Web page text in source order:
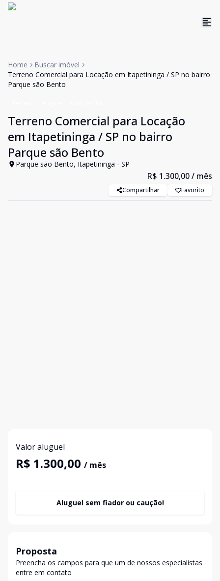
Home
Buscar imóvel
Terreno Comercial para Locação em Itapetininga / SP no bairro
Parque são Bento
Terreno Comercial para Locação
em Itapetininga / SP no bairro
Parque são Bento
Parque são Bento, Itapetininga - SP
R$ 1.300,00/ mês
Compartilhar Favorito
Valor aluguel
R$ 1.300,00 / mês
Aluguel sem fiador ou caução!
Proposta
Preencha os campos para que um de nossos especialistas
entre em contato